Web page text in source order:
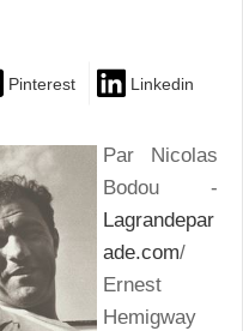
Pinterest Linkedin
Par Nicolas
Bodou -
Lagrandepar
ade.com/
Ernest
Hemigway